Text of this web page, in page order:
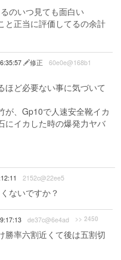
のいつ見ても面白い
と正当に評価してるの余計
修正 60e0e@168b1
ほど必要ない事に気づいて
が、Gp10で人速安全靴イカ
にイカした時の爆発力ヤバ
2152c@22ee5
ないですか？
de37c@6e4ad >> 2450
勝率六割近くて後は五割切